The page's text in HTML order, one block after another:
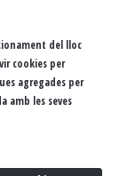
Contacteu
del lloc
cookies per
agregades per
amb les seves